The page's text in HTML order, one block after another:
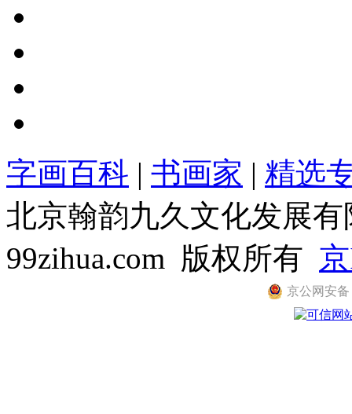
字画百科 | 书画家 | 精选
北京翰韵九久文化发展
99zihua.com 版权所有
京公网安备